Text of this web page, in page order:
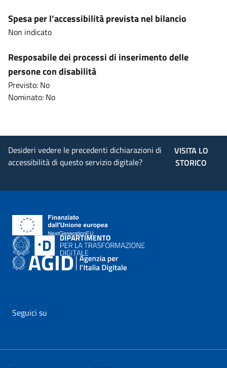
Spesa per l’accessibilità prevista nel bilancio
Non indicato
Resposabile dei processi di inserimento delle
persone con disabilità
Previsto: No
Nominato: No
Desideri vedere le precedenti dichiarazioni di
accessibilità di questo servizio digitale?
VISITA LO
STORICO
Seguici su